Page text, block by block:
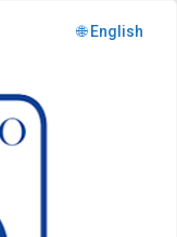
🌐 English